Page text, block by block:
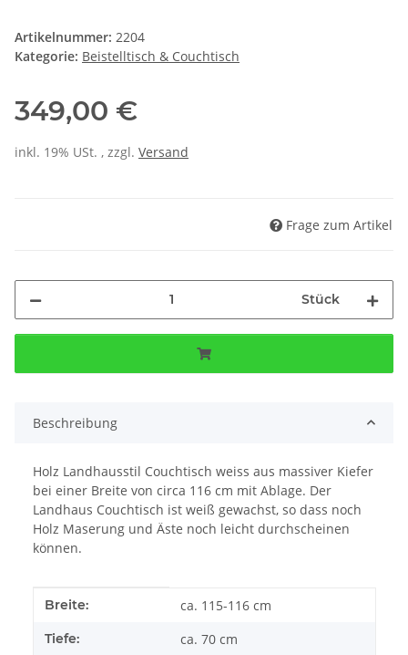
Artikelnummer: 2204
Kategorie: Beistelltisch & Couchtisch
349,00 €
inkl. 19% USt. , zzgl. Versand
Frage zum Artikel
Stück
Beschreibung
Holz Landhausstil Couchtisch weiss aus massiver Kiefer
bei einer Breite von circa 116 cm mit Ablage. Der
Landhaus Couchtisch ist weiß gewachst, so dass noch
Holz Maserung und Äste noch leicht durchscheinen
können.
Produkteigenschaft
Wert
Breite: ca. 115-116 cm
Tiefe: ca. 70 cm